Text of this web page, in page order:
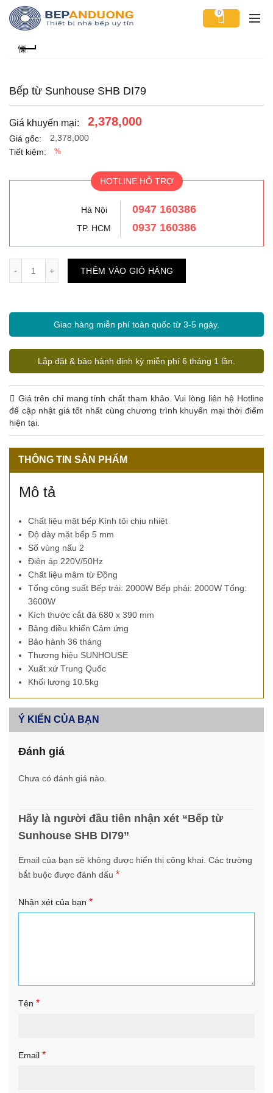
0
Bếp từ Sunhouse SHB DI79
Giá khuyến mại: 2,378,000
Giá gốc:
2,378,000
Tiết kiệm:
%
HOTLINE HỖ TRỢ
Hà Nội 0947 160386
TP. HCM 0937 160386
THÊM VÀO GIỎ HÀNG
Giao hàng miễn phí toàn quốc từ 3-5 ngày.
Lắp đặt & bảo hành định kỳ miễn phí 6 tháng 1 lần.
Giá trên chỉ mang tính chất tham khảo. Vui lòng liên hệ Hotline
để cập nhật giá tốt nhất cùng chương trình khuyến mại thời điểm
hiện tại.
THÔNG TIN SẢN PHẨM
Mô tả
Chất liệu mặt bếp Kính tôi chịu nhiệt
Độ dày mặt bếp 5 mm
Số vùng nấu 2
Điện áp 220V/50Hz
Chất liệu mâm từ Đồng
Tổng công suất Bếp trái: 2000W Bếp phải: 2000W Tổng:
3600W
Kích thước cắt đá 680 x 390 mm
Bảng điều khiển Cảm ứng
Bảo hành 36 tháng
Thương hiệu SUNHOUSE
Xuất xứ Trung Quốc
Khối lượng 10.5kg
Ý KIẾN CỦA BẠN
Đánh giá
Chưa có đánh giá nào.
Hãy là người đầu tiên nhận xét “Bếp từ
Sunhouse SHB DI79”
Email của bạn sẽ không được hiển thị công khai. Các trường
bắt buộc được đánh dấu *
Nhận xét của bạn *
Tên *
Email *